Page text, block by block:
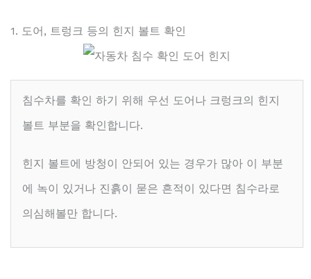
1. 도어, 트렁크 등의 힌지 볼트 확인
침수차를 확인 하기 위해 우선 도어나 크렁크의 힌지
볼트 부분을 확인합니다.
힌지 볼트에 방청이 안되어 있는 경우가 많아 이 부분
에 녹이 있거나 진흙이 묻은 흔적이 있다면 침수라로
의심해볼만 합니다.